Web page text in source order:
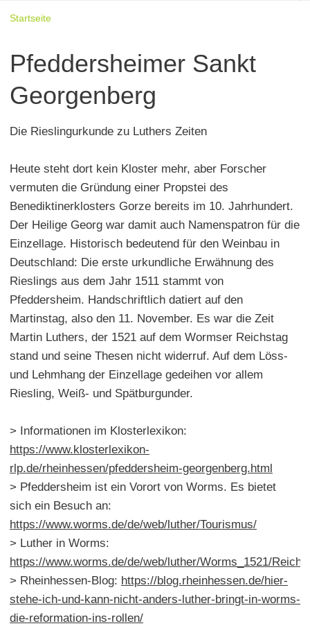
Startseite
Pfeddersheimer Sankt
Georgenberg
Die Rieslingurkunde zu Luthers Zeiten
Heute steht dort kein Kloster mehr, aber Forscher
vermuten die Gründung einer Propstei des
Benediktinerklosters Gorze bereits im 10. Jahrhundert.
Der Heilige Georg war damit auch Namenspatron für die
Einzellage. Historisch bedeutend für den Weinbau in
Deutschland: Die erste urkundliche Erwähnung des
Rieslings aus dem Jahr 1511 stammt von
Pfeddersheim. Handschriftlich datiert auf den
Martinstag, also den 11. November. Es war die Zeit
Martin Luthers, der 1521 auf dem Wormser Reichstag
stand und seine Thesen nicht widerruf. Auf dem Löss-
und Lehmhang der Einzellage gedeihen vor allem
Riesling, Weiß- und Spätburgunder.
> Informationen im Klosterlexikon:
https://www.klosterlexikon-
rlp.de/rheinhessen/pfeddersheim-georgenberg.html
> Pfeddersheim ist ein Vorort von Worms. Es bietet
sich ein Besuch an:
https://www.worms.de/de/web/luther/Tourismus/
> Luther in Worms:
https://www.worms.de/de/web/luther/Worms_1521/
> Rheinhessen-Blog: https://blog.rheinhessen.de/hier-
stehe-ich-und-kann-nicht-anders-luther-bringt-in-worms-
die-reformation-ins-rollen/